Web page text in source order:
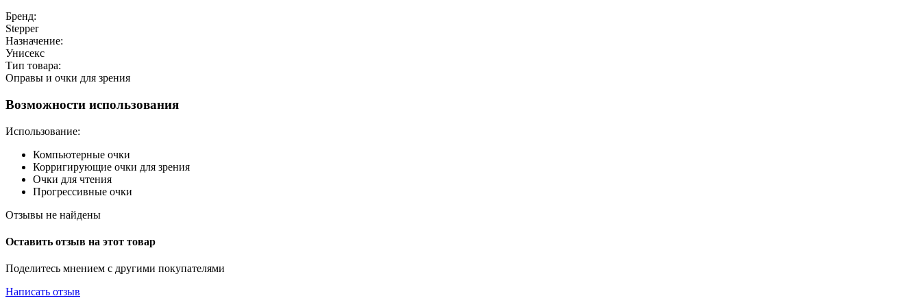
Бренд:
Stepper
Назначение:
Унисекс
Тип товара:
Оправы и очки для зрения
Возможности использования
Использование:
Компьютерные очки
Корригирующие очки для зрения
Очки для чтения
Прогрессивные очки
Отзывы не найдены
Оставить отзыв на этот товар
Поделитесь мнением с другими покупателями
Написать отзыв